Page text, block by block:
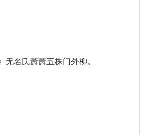
无名氏萧萧五株门外柳。